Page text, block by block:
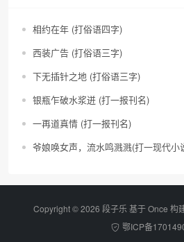
相约在年 (打俗语四字)
西装广告 (打俗语三字)
下无插针之地 (打俗语三字)
银瓶乍破水浆迸 (打一报刊名)
一再道真情 (打一报刊名)
爷娘唤女声，流水鸣溅溅(打一现代小
Copyright © 2026 段子乐 基于 Once 构
鄂ICP备